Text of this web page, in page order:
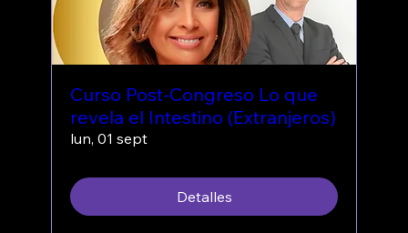
Curso Post-Congreso Lo que
revela el Intestino (Extranjeros)
lun, 01 sept
Detalles